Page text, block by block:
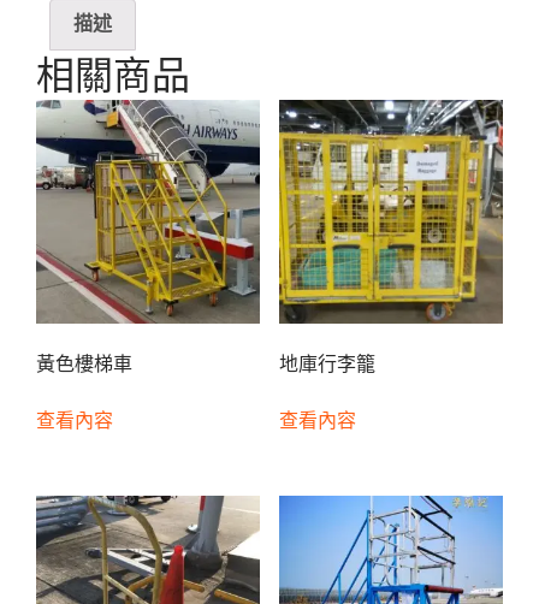
描述
相關商品
黃色樓梯車
查看內容
地庫行李籠
查看內容